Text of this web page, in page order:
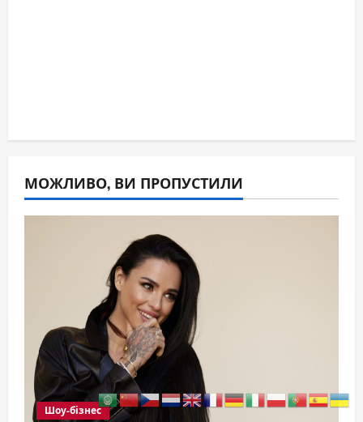
МОЖЛИВО, ВИ ПРОПУСТИЛИ
Шоу-бізнес